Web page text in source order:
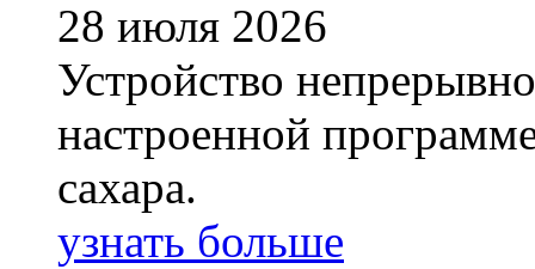
28 июля 2026
Устройство
настроенной
сахара.
узнать больше